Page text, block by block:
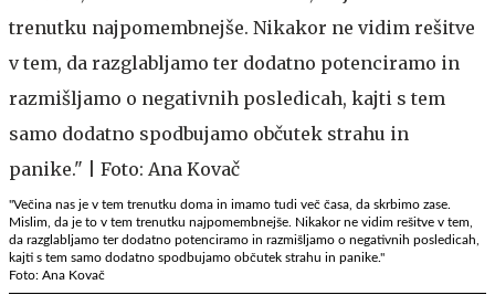
"Večina nas je v tem trenutku doma in imamo tudi več časa, da skrbimo zase.
Mislim, da je to v tem trenutku najpomembnejše. Nikakor ne vidim rešitve v tem,
da razglabljamo ter dodatno potenciramo in razmišljamo o negativnih posledicah,
kajti s tem samo dodatno spodbujamo občutek strahu in panike."
Foto: Ana Kovač